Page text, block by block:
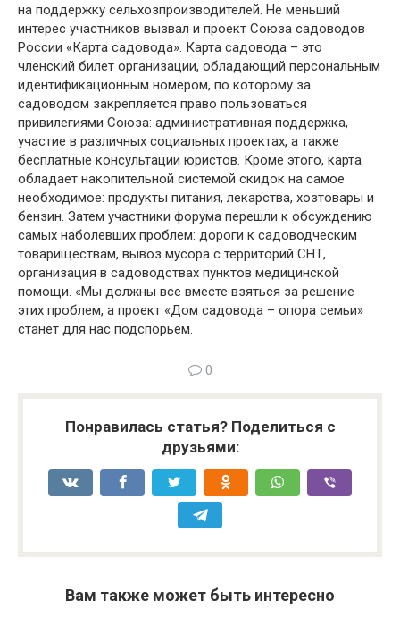
на поддержку сельхозпроизводителей. Не меньший
интерес участников вызвал и проект Союза садоводов
России «Карта садовода». Карта садовода – это
членский билет организации, обладающий персональным
идентификационным номером, по которому за
садоводом закрепляется право пользоваться
привилегиями Союза: административная поддержка,
участие в различных социальных проектах, а также
бесплатные консультации юристов. Кроме этого, карта
обладает накопительной системой скидок на самое
необходимое: продукты питания, лекарства, хозтовары и
бензин. Затем участники форума перешли к обсуждению
самых наболевших проблем: дороги к садоводческим
товариществам, вывоз мусора с территорий СНТ,
организация в садоводствах пунктов медицинской
помощи. «Мы должны все вместе взяться за решение
этих проблем, а проект «Дом садовода – опора семьи»
станет для нас подспорьем.
0
Понравилась статья? Поделиться с
друзьями:
Вам также может быть интересно